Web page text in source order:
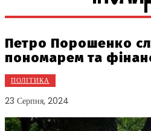
Петро Порошенко
пономарем та
ПОЛІТИКА
23 Серпня, 2024